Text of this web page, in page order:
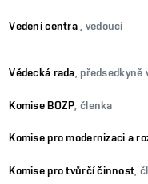
Vedení centra , vedoucí
Vědecká rada ,
Komise BOZP , členka
Komise pro modernizaci a
Komise pro tvůrčí činnost ,